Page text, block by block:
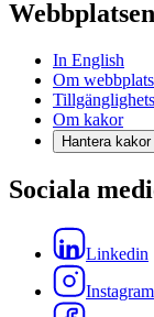
Webbplatsen
In English
Om
Om kakor
Hantera kakor
Sociala
Linkedin
Instagram